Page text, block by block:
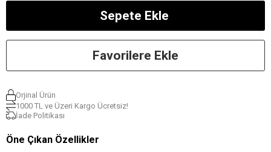
Favorilere Ekle
Orjinal Ürün
1000 TL ve Üzeri Kargo Ücretsiz!
İade Politikası
Öne Çıkan Özellikler